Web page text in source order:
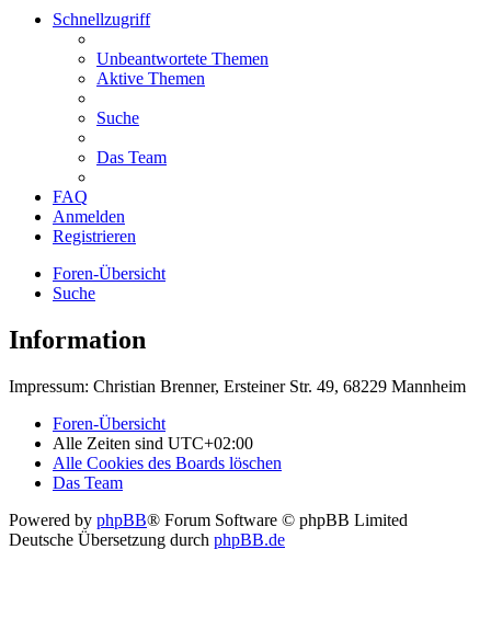
Schnellzugriff
Unbeantwortete Themen
Aktive Themen
Suche
Das Team
FAQ
Anmelden
Registrieren
Foren-Übersicht
Suche
Information
Impressum: Christian Brenner, Ersteiner Str. 49, 68229 Mannheim
Foren-Übersicht
Alle Zeiten sind UTC+02:00
Alle Cookies des Boards löschen
Das Team
Powered by phpBB® Forum Software © phpBB Limited
Deutsche Übersetzung durch phpBB.de